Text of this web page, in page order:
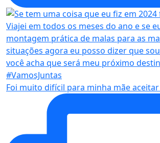
Foi muito difícil para minha mãe aceitar